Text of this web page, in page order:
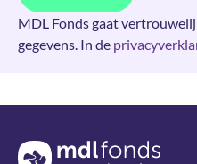
MDL Fonds gaat
gegevens. In de
Terug naar de homepage